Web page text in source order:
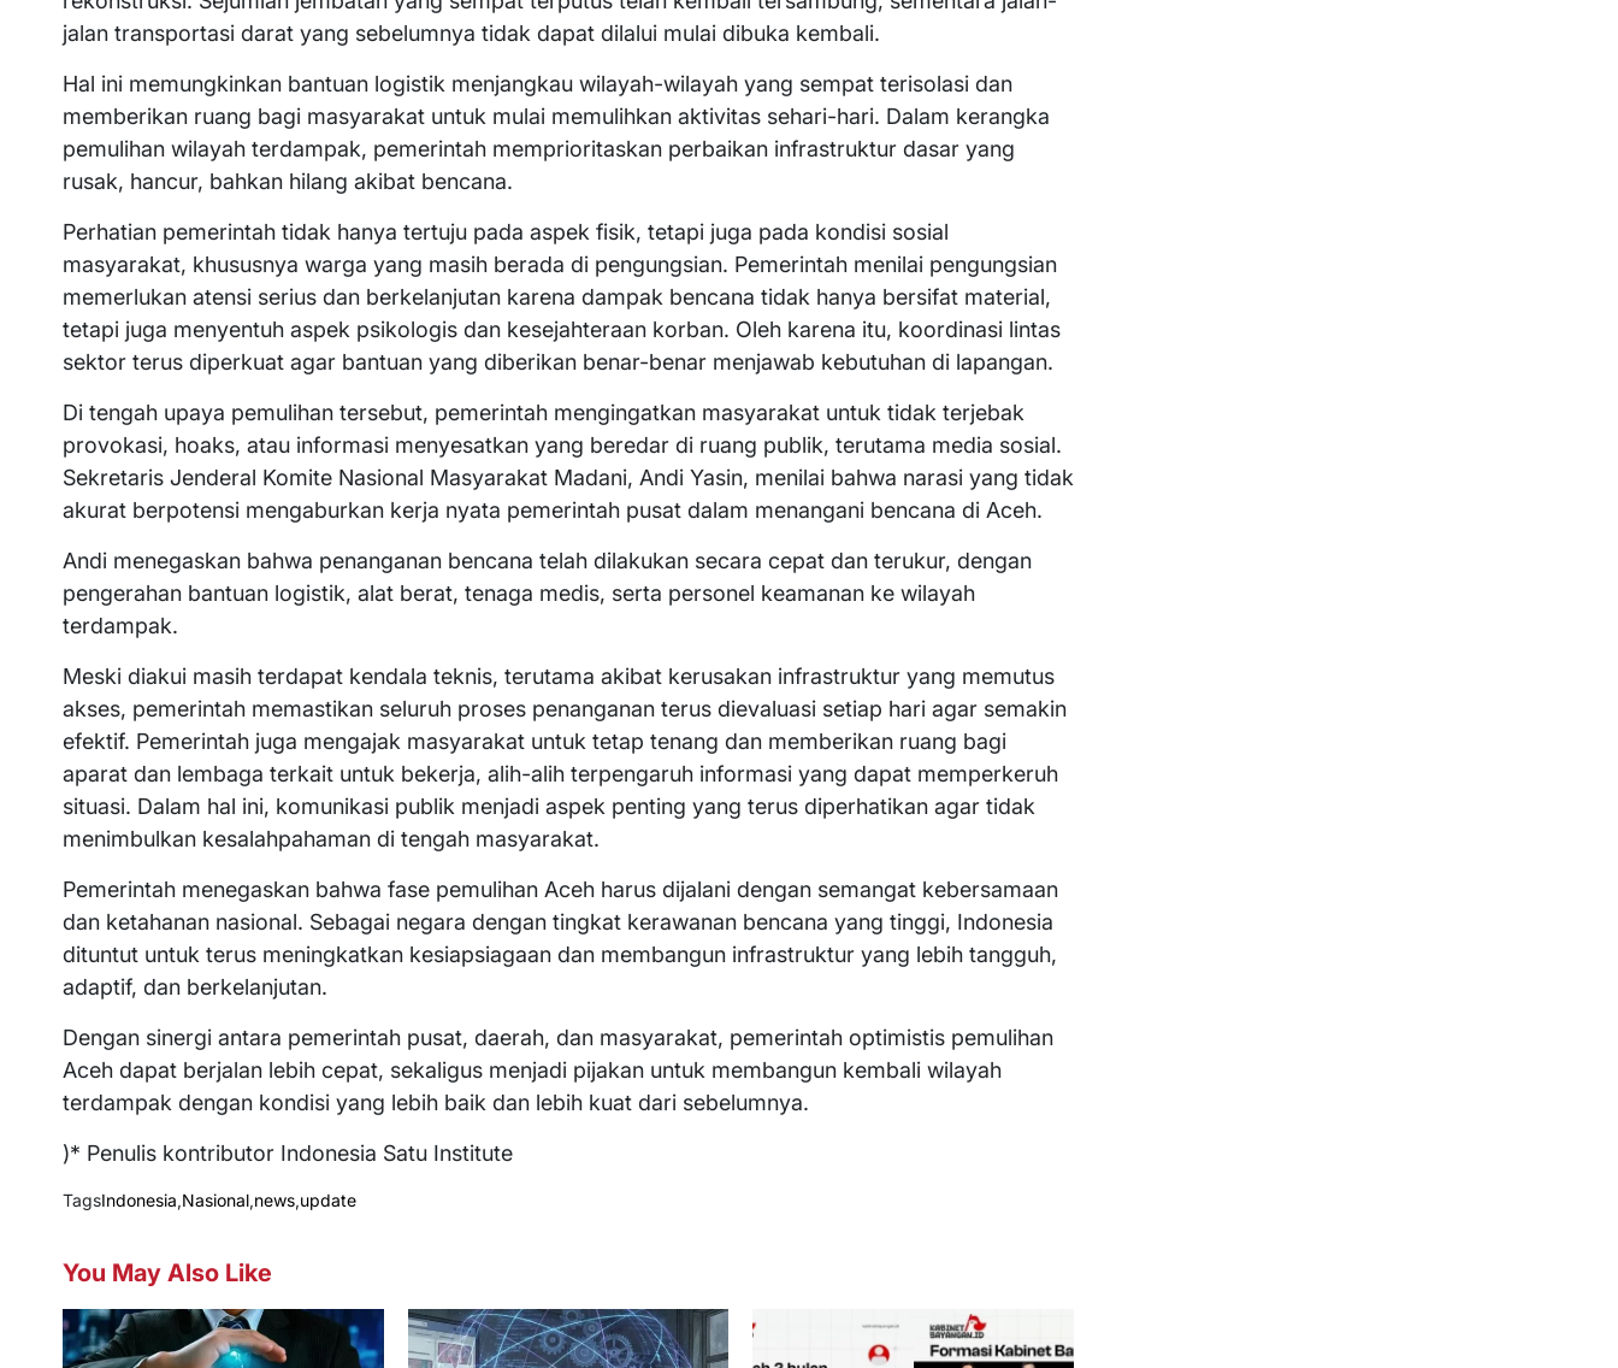
jalan transportasi darat yang sebelumnya tidak dapat dilalui mulai dibuka kembali.
Hal ini memungkinkan bantuan logistik menjangkau wilayah-wilayah yang sempat terisolasi dan
memberikan ruang bagi masyarakat untuk mulai memulihkan aktivitas sehari-hari. Dalam kerangka
pemulihan wilayah terdampak, pemerintah memprioritaskan perbaikan infrastruktur dasar yang
rusak, hancur, bahkan hilang akibat bencana.
Perhatian pemerintah tidak hanya tertuju pada aspek fisik, tetapi juga pada kondisi sosial
masyarakat, khususnya warga yang masih berada di pengungsian. Pemerintah menilai pengungsian
memerlukan atensi serius dan berkelanjutan karena dampak bencana tidak hanya bersifat material,
tetapi juga menyentuh aspek psikologis dan kesejahteraan korban. Oleh karena itu, koordinasi lintas
sektor terus diperkuat agar bantuan yang diberikan benar-benar menjawab kebutuhan di lapangan.
Di tengah upaya pemulihan tersebut, pemerintah mengingatkan masyarakat untuk tidak terjebak
provokasi, hoaks, atau informasi menyesatkan yang beredar di ruang publik, terutama media sosial.
Sekretaris Jenderal Komite Nasional Masyarakat Madani, Andi Yasin, menilai bahwa narasi yang tidak
akurat berpotensi mengaburkan kerja nyata pemerintah pusat dalam menangani bencana di Aceh.
Andi menegaskan bahwa penanganan bencana telah dilakukan secara cepat dan terukur, dengan
pengerahan bantuan logistik, alat berat, tenaga medis, serta personel keamanan ke wilayah
terdampak.
Meski diakui masih terdapat kendala teknis, terutama akibat kerusakan infrastruktur yang memutus
akses, pemerintah memastikan seluruh proses penanganan terus dievaluasi setiap hari agar semakin
efektif. Pemerintah juga mengajak masyarakat untuk tetap tenang dan memberikan ruang bagi
aparat dan lembaga terkait untuk bekerja, alih-alih terpengaruh informasi yang dapat memperkeruh
situasi. Dalam hal ini, komunikasi publik menjadi aspek penting yang terus diperhatikan agar tidak
menimbulkan kesalahpahaman di tengah masyarakat.
Pemerintah menegaskan bahwa fase pemulihan Aceh harus dijalani dengan semangat kebersamaan
dan ketahanan nasional. Sebagai negara dengan tingkat kerawanan bencana yang tinggi, Indonesia
dituntut untuk terus meningkatkan kesiapsiagaan dan membangun infrastruktur yang lebih tangguh,
adaptif, dan berkelanjutan.
Dengan sinergi antara pemerintah pusat, daerah, dan masyarakat, pemerintah optimistis pemulihan
Aceh dapat berjalan lebih cepat, sekaligus menjadi pijakan untuk membangun kembali wilayah
terdampak dengan kondisi yang lebih baik dan lebih kuat dari sebelumnya.
)* Penulis kontributor Indonesia Satu Institute
TagsIndonesia,Nasional,news,update
You May Also Like